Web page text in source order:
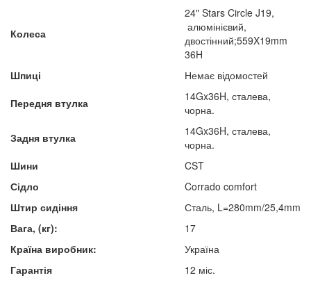
Колеса
24" Stars Circle J19,
алюмінієвий,
двостінний;559X19mm
36H
Шпиці
Немає відомостей
Передня втулка
14Gx36H, сталева,
чорна.
Задня втулка
14Gx36H, сталева,
чорна.
Шини
CST
Сідло
Corrado comfort
Штир сидіння
Сталь, L=280mm/25,4mm
Вага, (кг):
17
Країна виробник:
Україна
Гарантія
12 міс.